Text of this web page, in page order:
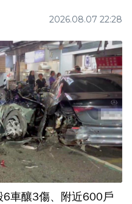
2026.08.07 22:28
6車釀3傷、附近600戶